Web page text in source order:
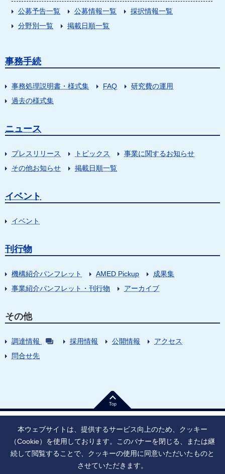
公募予告一覧
公募情報一覧
採択情報一覧
分野別一覧
掲載日順一覧
事務手続
事務処理説明書・様式集 FAQ
研究費の運用
過去の様式集
ニュース
プレスリリース トピックス
事業に関するお知らせ
その他お知らせ
掲載日順一覧
イベント
イベント
刊行物
機構紹介パンフレット AMED Pickup
成果集
事業紹介パンフレット・刊行物
アーカイブ
その他
調達情報 採用情報 公開情報
アクセス
問合せ先
Top
法人番号：9010005023796 東京都千代田区大手町1丁目7番1号
寄附のお願い ご利用上の注意
本ウェブサイトは、提供するサービス向上のため、クッキー
（Cookie）を使用しております。このバナーを閉じる、または継
続して閲覧することで、クッキーの使用に同意いただいたものと
させていただきます。